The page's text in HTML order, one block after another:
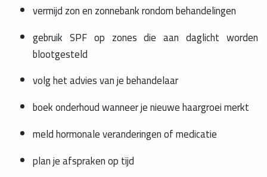
vermijd zon en zonnebank rondom behandelingen
gebruik SPF op zones die aan daglicht worden
blootgesteld
volg het advies van je behandelaar
boek onderhoud wanneer je nieuwe haargroei merkt
meld hormonale veranderingen of medicatie
plan je afspraken op tijd